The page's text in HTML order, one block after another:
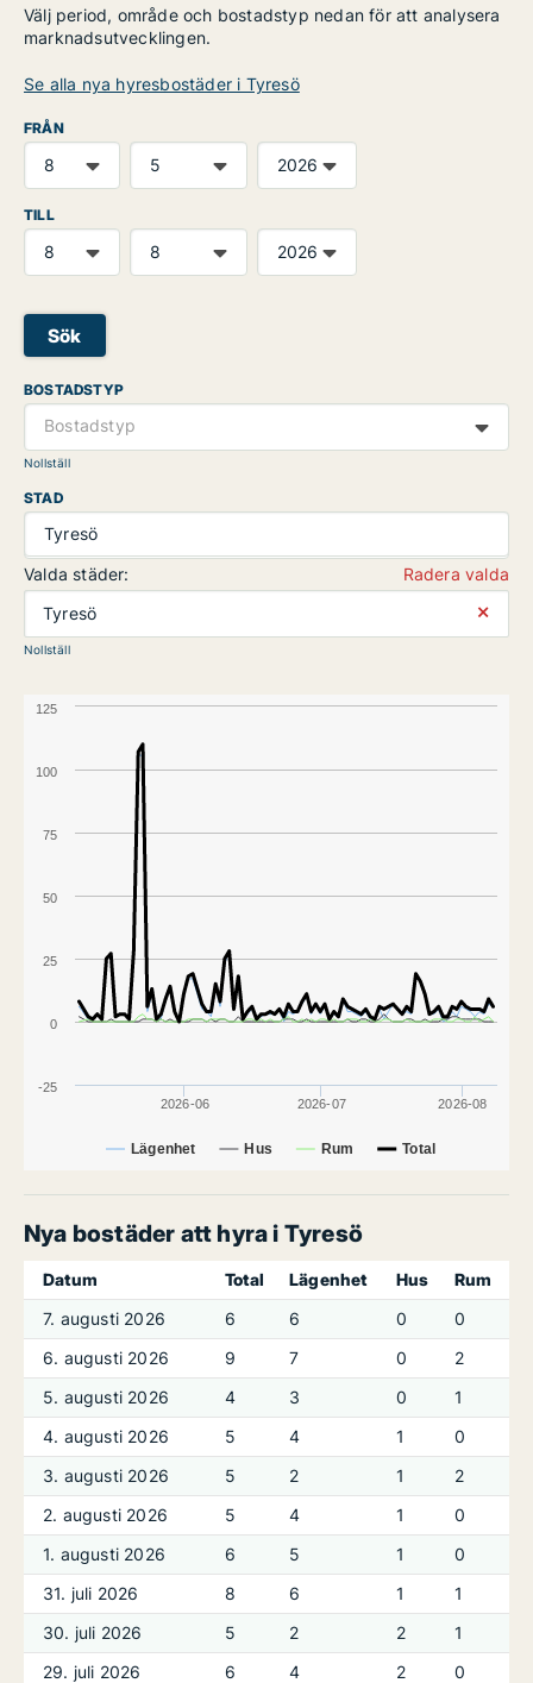
Välj period, område och bostadstyp nedan för att analysera
marknadsutvecklingen.
Se alla nya hyresbostäder i Tyresö
FRÅN
TILL
Sök
BOSTADSTYP
Bostadstyp
Nollställ
STAD
Tyresö
Valda städer:
Radera valda
Tyresö
⨯
Nollställ
Lägenhet Hus Rum Total
2026-06 2026-07 2026-08
-25
0
25
50
75
100
125
Nya bostäder att hyra i Tyresö
Datum Total Lägenhet Hus
Rum
7. augusti 2026
6 6 0
0
6. augusti 2026
9 7 0
2
5. augusti 2026
4 3 0
1
4. augusti 2026
5 4 1
0
3. augusti 2026
5 2 1
2
2. augusti 2026
5 4 1
0
1. augusti 2026
6 5 1
0
31. juli 2026
8 6 1
1
30. juli 2026
5 2 2
1
29. juli 2026
6 4 2
0